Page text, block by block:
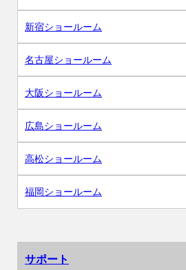
新宿ショールーム
名古屋ショールーム
大阪ショールーム
広島ショールーム
高松ショールーム
福岡ショールーム
サポート